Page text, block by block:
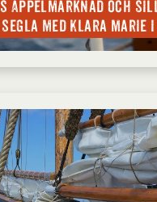
Äppelmarknad och
segla med Klara Marie